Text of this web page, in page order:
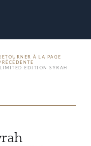
À LA PAGE
LIMITED EDITION SYRAH